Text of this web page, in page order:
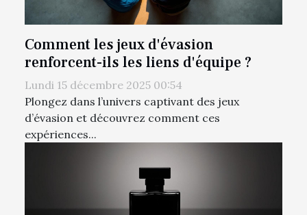
Comment les jeux d'évasion
renforcent-ils les liens d'équipe ?
Lundi 15 décembre 2025 00:54
Plongez dans l’univers captivant des jeux
d’évasion et découvrez comment ces
expériences...